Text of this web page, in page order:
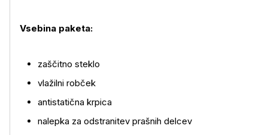
Vsebina paketa:
zaščitno steklo
vlažilni robček
antistatična krpica
nalepka za odstranitev prašnih delcev